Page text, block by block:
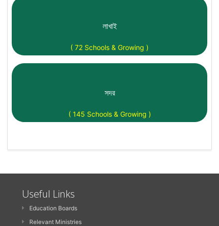
লাখাই
( 72 Schools & Growing )
সদর
( 145 Schools & Growing )
Useful Links
Education Boards
Relevant Ministries